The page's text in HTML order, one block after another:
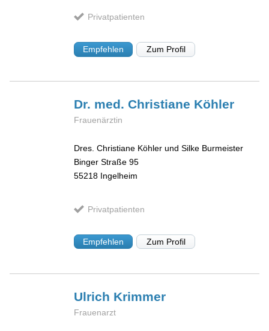
Privatpatienten
Empfehlen Zum Profil
Dr. med. Christiane Köhler
Frauenärztin
Dres. Christiane Köhler und Silke Burmeister
Binger Straße 95
55218 Ingelheim
Privatpatienten
Empfehlen Zum Profil
Ulrich Krimmer
Frauenarzt